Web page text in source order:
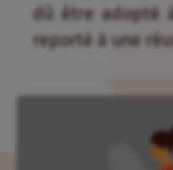
dû être adopté
reporté à une